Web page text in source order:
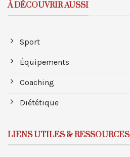
À DÉCOUVRIR AUSSI
Sport
Équipements
Coaching
Diététique
LIENS UTILES & RESSOURCES